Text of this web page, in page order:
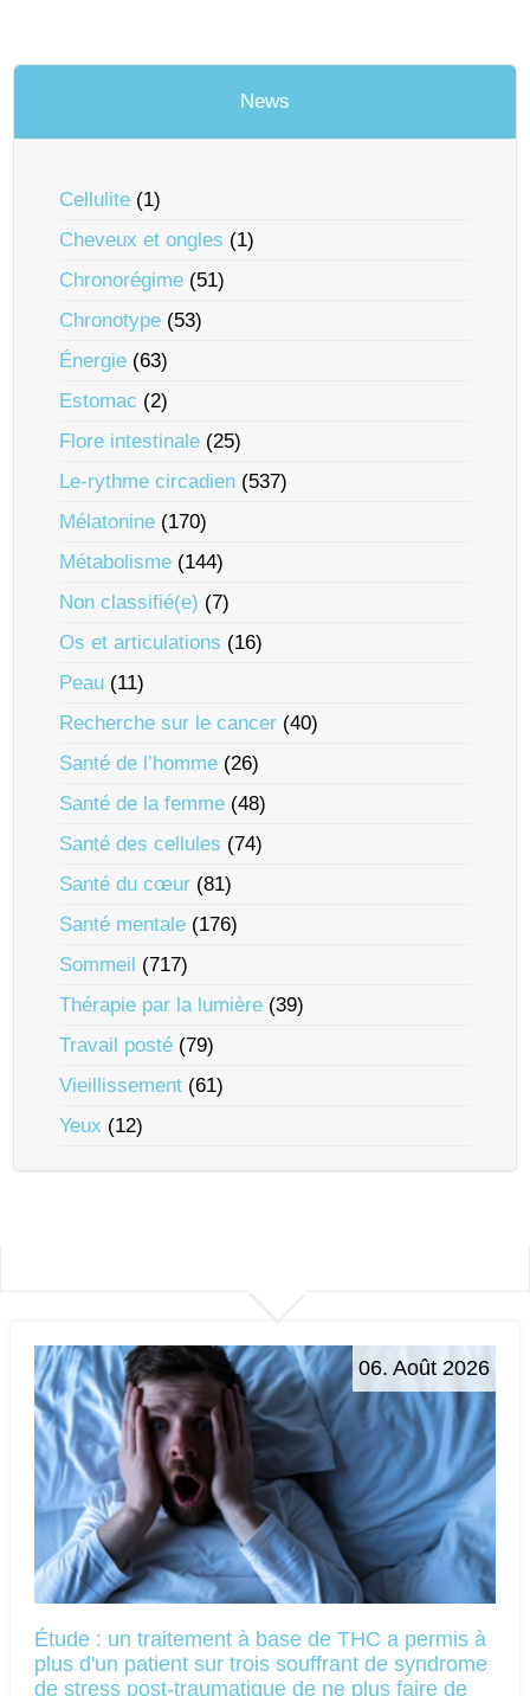
News
Cellulite (1)
Cheveux et ongles (1)
Chronorégime (51)
Chronotype (53)
Énergie (63)
Estomac (2)
Flore intestinale (25)
Le-rythme circadien (537)
Mélatonine (170)
Métabolisme (144)
Non classifié(e) (7)
Os et articulations (16)
Peau (11)
Recherche sur le cancer (40)
Santé de l’homme (26)
Santé de la femme (48)
Santé des cellules (74)
Santé du cœur (81)
Santé mentale (176)
Sommeil (717)
Thérapie par la lumière (39)
Travail posté (79)
Vieillissement (61)
Yeux (12)
06. Août 2026
Étude : un traitement à base de THC a permis à
plus d'un patient sur trois souffrant de syndrome
de stress post-traumatique de ne plus faire de